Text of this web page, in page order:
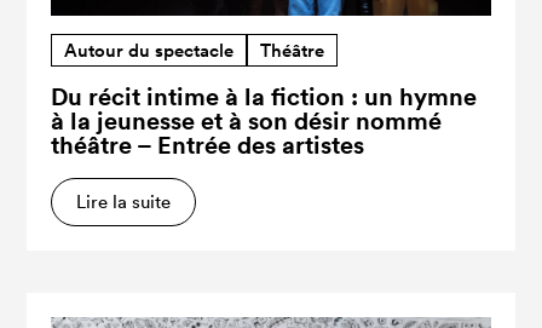
Autour du spectacle Théâtre
Du récit intime à la fiction : un hymne
à la jeunesse et à son désir nommé
théâtre – Entrée des artistes
Lire la suite